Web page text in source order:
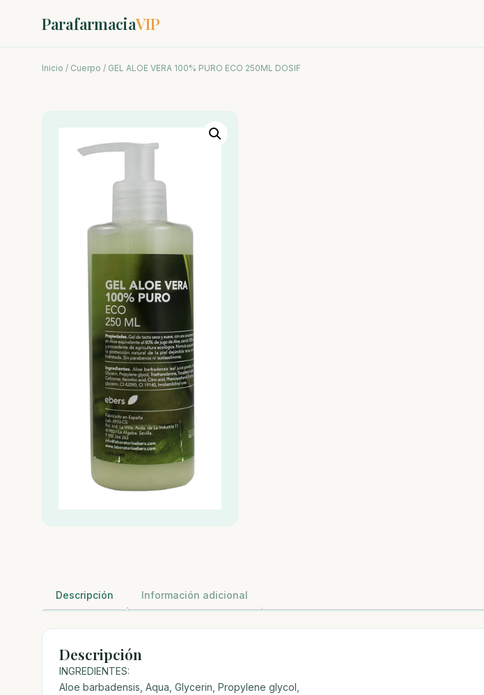
ParafarmaciaVIP
Inicio / Cuerpo / GEL ALOE VERA 100% PURO ECO 250ML DOSIF
Descripción Información adicional
Descripción
INGREDIENTES:
Aloe barbadensis, Aqua, Glycerin, Propylene glycol,